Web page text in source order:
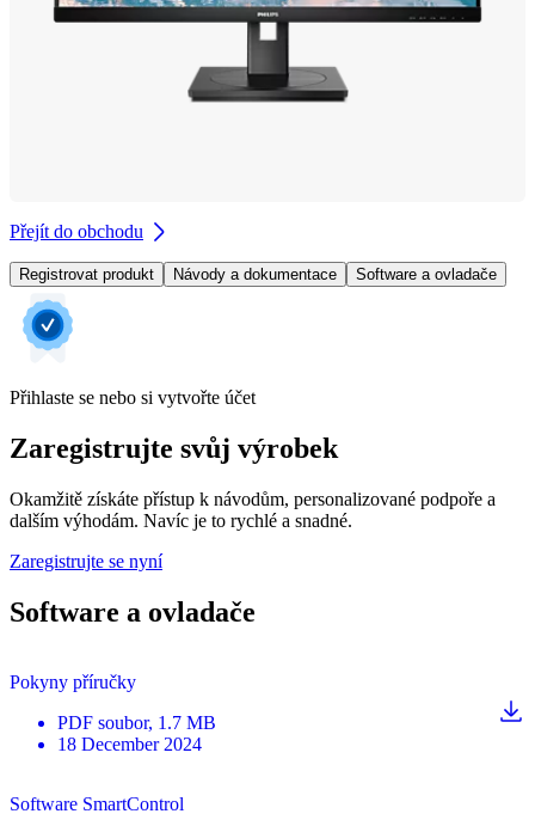
Přejít do obchodu
Registrovat produkt Návody a dokumentace Software a ovladače
Přihlaste se nebo si vytvořte účet
Zaregistrujte svůj výrobek
Okamžitě získáte přístup k návodům, personalizované podpoře a
dalším výhodám. Navíc je to rychlé a snadné.
Zaregistrujte se nyní
Software a ovladače
Pokyny příručky
PDF soubor, 1.7 MB
18 December 2024
Software SmartControl